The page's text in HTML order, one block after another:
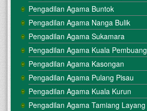
Pengadilan Agama Buntok
Pengadilan Agama Nanga Bulik
Pengadilan Agama Sukamara
Pengadilan Agama Kuala Pembuang
Pengadilan Agama Kasongan
Pengadilan Agama Pulang Pisau
Pengadilan Agama Kuala Kurun
Pengadilan Agama Tamiang Layang